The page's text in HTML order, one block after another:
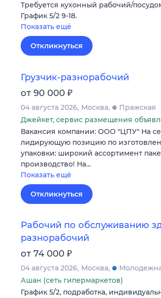
Требуется кухонный рабочий/
График 5/2 9-18.
Показать ещё
Откликнуться
Грузчик-разнорабочий
от 90 000 ₽
04 августа 2026 Москва
Пражская
Джейкет, сервис размещения
Вакансия компании: ООО "ЦПУ" На
лидирующую позицию по
упаковки: широкий ассортимент
производство! На…
Показать ещё
Откликнуться
Рабочий по обслуживанию
разнорабочий
от 74 000 ₽
04 августа 2026 Москва
Ашан (сеть гипермаркетов)
График 5/2, подработка,